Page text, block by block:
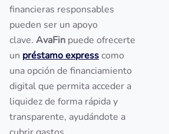
financieras responsables
pueden ser un apoyo
clave. AvaFin puede ofrecerte
un préstamo expresscomo
una opción de financiamiento
digital que permita acceder a
liquidez de forma rápida y
transparente, ayudándote a